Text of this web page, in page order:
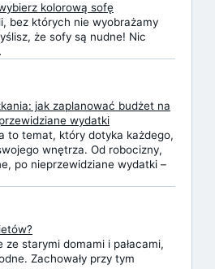
kolorową sofę
bez których nie wyobrażamy
że sofy są nudne! Nic
jak zaplanować budżet na
wydatki
to temat, który dotyka każdego,
wnętrza. Od robocizny,
po nieprzewidziane wydatki –
ze starymi domami i pałacami,
Zachowały przy tym